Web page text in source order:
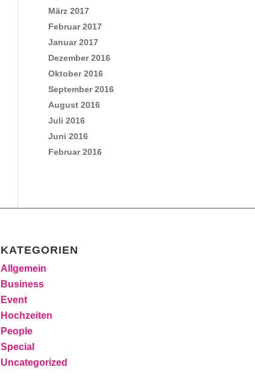
März 2017
Februar 2017
Januar 2017
Dezember 2016
Oktober 2016
September 2016
August 2016
Juli 2016
Juni 2016
Februar 2016
KATEGORIEN
Allgemein
Business
Event
Hochzeiten
People
Special
Uncategorized